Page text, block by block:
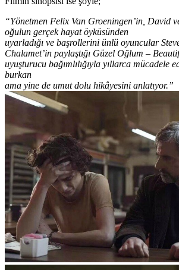
“Yönetmen Felix Van Groeningen’in, David
oğulun gerçek hayat öyküsünden
uyarladığı ve başrollerini ünlü oyuncular
Chalamet’in paylaştığı Güzel Oğlum –
uyuşturucu bağımlılığıyla yıllarca mücadele
burkan
ama yine de umut dolu hikâyesini anlatıyor.”